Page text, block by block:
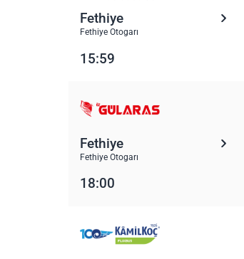
Fethiye
Fethiye Otogarı
15:59
Fethiye
Fethiye Otogarı
18:00